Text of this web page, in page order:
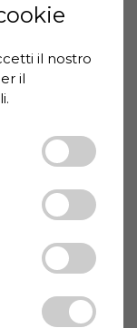
maps
il ​​nostro
il